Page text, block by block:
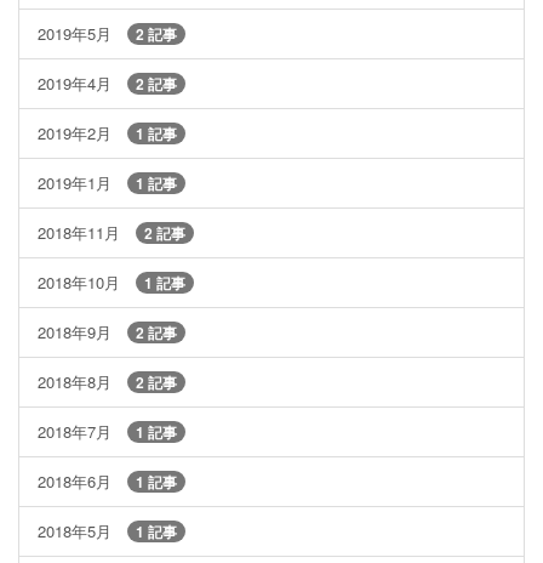
2019年5月 2 記事
2019年4月 2 記事
2019年2月 1 記事
2019年1月 1 記事
2018年11月 2 記事
2018年10月 1 記事
2018年9月 2 記事
2018年8月 2 記事
2018年7月 1 記事
2018年6月 1 記事
2018年5月 1 記事